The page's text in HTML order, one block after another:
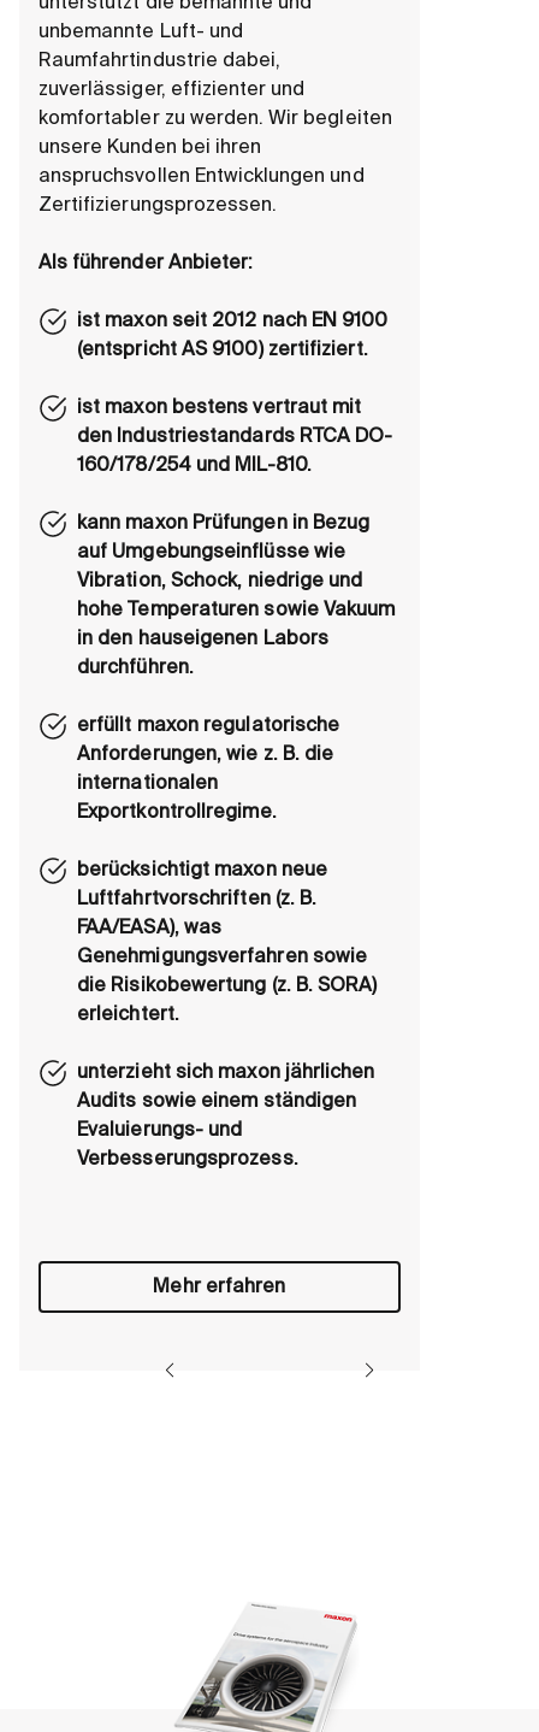
unbemannte Luft- und
Raumfahrtindustrie dabei,
zuverlässiger, effizienter und
komfortabler zu werden. Wir begleiten
unsere Kunden bei ihren
anspruchsvollen Entwicklungen und
Zertifizierungsprozessen.
Als führender Anbieter:
Mehr erfahren
ist maxon seit 2012 nach EN 9100
(entspricht AS 9100) zertifiziert.
ist maxon bestens vertraut mit
den Industriestandards RTCA DO-
160/178/254 und MIL-810.
kann maxon Prüfungen in Bezug
auf Umgebungseinflüsse wie
Vibration, Schock, niedrige und
hohe Temperaturen sowie Vakuum
in den hauseigenen Labors
durchführen.
erfüllt maxon regulatorische
Anforderungen, wie z. B. die
internationalen
Exportkontrollregime.
berücksichtigt maxon neue
Luftfahrtvorschriften (z. B.
FAA/EASA), was
Genehmigungsverfahren sowie
die Risikobewertung (z. B. SORA)
erleichtert.
unterzieht sich maxon jährlichen
Audits sowie einem ständigen
Evaluierungs- und
Verbesserungsprozess.